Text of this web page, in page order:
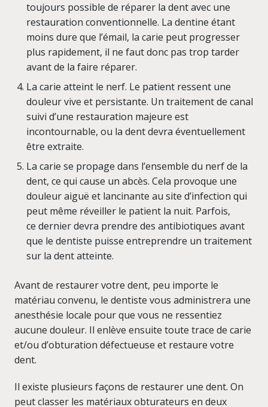
toujours possible de réparer la dent avec une
restauration conventionnelle. La dentine étant
moins dure que l’émail, la carie peut progresser
plus rapidement, il ne faut donc pas trop tarder
avant de la faire réparer.
La carie atteint le nerf. Le patient ressent une
douleur vive et persistante. Un traitement de canal
suivi d’une restauration majeure est
incontournable, ou la dent devra éventuellement
être extraite.
La carie se propage dans l’ensemble du nerf de la
dent, ce qui cause un abcès. Cela provoque une
douleur aiguë et lancinante au site d’infection qui
peut même réveiller le patient la nuit. Parfois,
ce dernier devra prendre des antibiotiques avant
que le dentiste puisse entreprendre un traitement
sur la dent atteinte.
Avant de restaurer votre dent, peu importe le
matériau convenu, le dentiste vous administrera une
anesthésie locale pour que vous ne ressentiez
aucune douleur. Il enlève ensuite toute trace de carie
et/ou d’obturation défectueuse et restaure votre
dent.
Il existe plusieurs façons de restaurer une dent. On
peut classer les matériaux obturateurs en deux